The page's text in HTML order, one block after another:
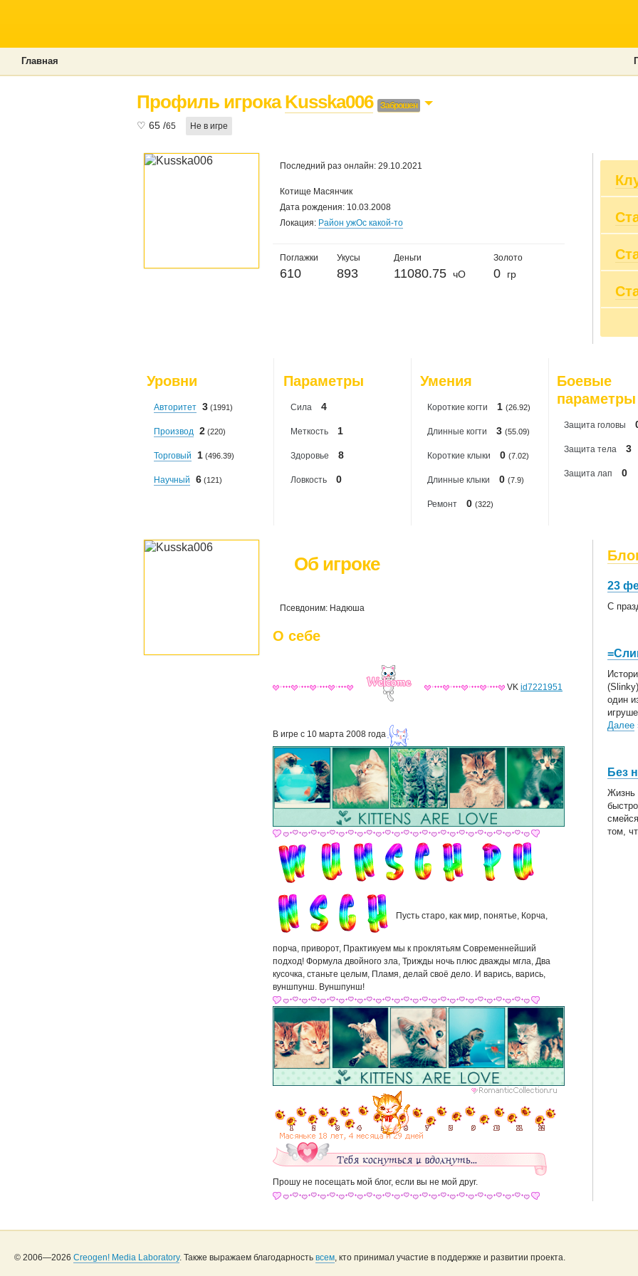
Главная
Профиль игрокаKusska006 Заброшен
♡ 65 /65 Не в игре
Последний раз онлайн: 29.10.2021
Котище Масянчик
Дата рождения: 10.03.2008
Локация: Район ужОс какой-то
Поглажки
610
Укусы
893
Деньги
11080.75 чО
Золото
0 гр
Уровни
Авторитет 3 (1991)
Производ 2 (220)
Торговый 1 (496.39)
Научный 6 (121)
Параметры
Сила 4
Меткость 1
Здоровье 8
Ловкость 0
Умения
Короткиe когти 1 (26.92)
Длинные когти 3 (55.09)
Короткие клыки 0 (7.02)
Длинные клыки 0 (7.9)
Ремонт 0 (322)
Боевые
параметры
Защита головы
Защита тела 3
Защита лап 0
Об игроке
Псевдоним: Надюша
О себе
VK id7221951
В игре с 10 марта 2008 года
Пусть старо, как мир, понятье, Корча,
порча, приворот, Практикуем мы к проклятьям Современнейший
подход! Формула двойного зла, Трижды ночь плюс дважды мгла, Два
кусочка, станьте целым, Пламя, делай своё дело. И варись, варись,
вуншпунш. Вуншпунш!
Прошу не посещать мой блог, если вы не мой друг.
23
С
один
Далее
Без
Жизнь
том,
© 2006—2026 Creogen! Media Laboratory. Также выражаем благодарность всем, кто принимал участие в поддержке и развитии проекта.